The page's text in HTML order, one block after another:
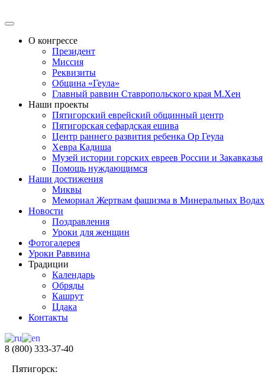
О конгрессе
Президент
Миссия
Реквизиты
Община «Геула»
Главный раввин Ставропольского края М.Хен
Наши проекты
Пятигорский еврейский общинный центр
Пятигорская сефардская ешива
Центр раннего развития ребенка Ор Геула
Хевра Кадиша
Музей истории горских евреев России и Закавказья
Помощь нуждающимся
Наши достижения
Миквы
Мемориал Жертвам фашизма в Минеральных Водах
Новости
Поздравления
Уроки для женщин
Фотогалерея
Уроки Раввина
Традиции
Календарь
Обряды
Кашрут
Цдака
Контакты
8 (800) 333-37-40
Пятигорск: